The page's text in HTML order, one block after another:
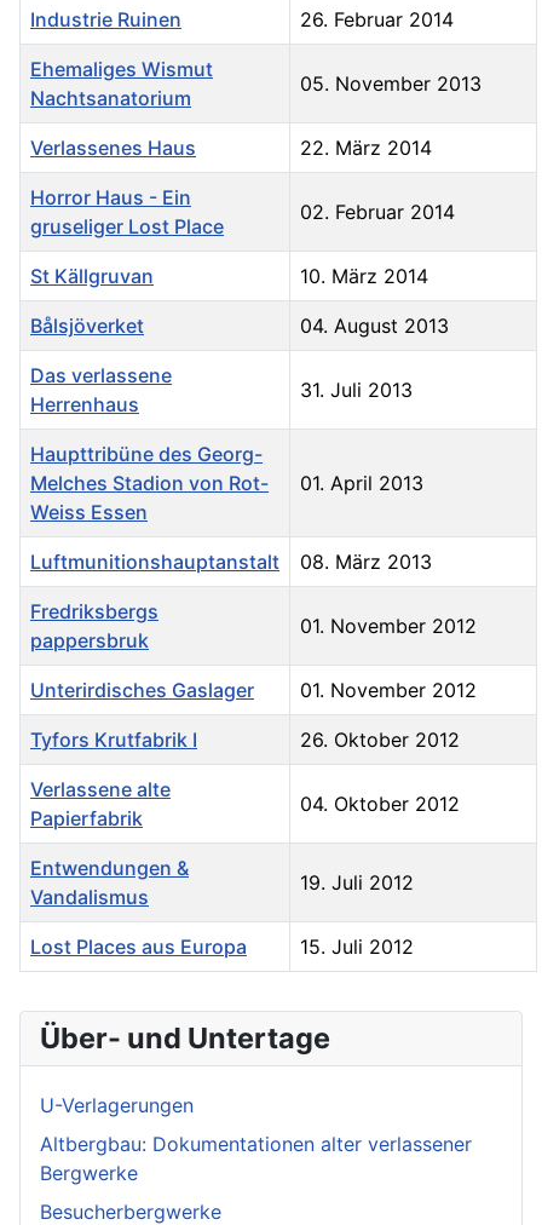
Industrie Ruinen 26. Februar 2014
Ehemaliges Wismut
Nachtsanatorium
05. November 2013
Verlassenes Haus 22. März 2014
Horror Haus - Ein
gruseliger Lost Place
02. Februar 2014
St Källgruvan 10. März 2014
Bålsjöverket 04. August 2013
Das verlassene
Herrenhaus
31. Juli 2013
Haupttribüne des Georg-
Melches Stadion von Rot-
Weiss Essen
01. April 2013
Luftmunitionshauptanstalt 08. März 2013
Fredriksbergs
pappersbruk
01. November 2012
Unterirdisches Gaslager 01. November 2012
Tyfors Krutfabrik I 26. Oktober 2012
Verlassene alte
Papierfabrik
04. Oktober 2012
Entwendungen &
Vandalismus
19. Juli 2012
Lost Places aus Europa 15. Juli 2012
Über- und Untertage
U-Verlagerungen
Altbergbau: Dokumentationen alter verlassener
Bergwerke
Besucherbergwerke